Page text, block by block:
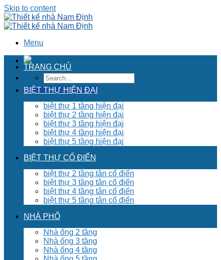
Skip to content
Menu
TRANG CHỦ
BIỆT THỰ HIỆN ĐẠI
biệt thự 1 tầng hiện đại
biệt thự 2 tầng hiện đại
biệt thự 3 tầng hiện đại
biệt thự 4 tầng hiện đại
biệt thự 5 tầng hiện đại
BIỆT THỰ CỔ ĐIỂN
biệt thự 2 tầng tân cổ điển
biệt thự 3 tầng tân cổ điển
biệt thự 4 tầng tân cổ điển
biệt thự 5 tầng tân cổ điển
NHÀ PHỐ
Nhà ống 2 tầng
Nhà ống 3 tầng
Nhà ống 4 tầng